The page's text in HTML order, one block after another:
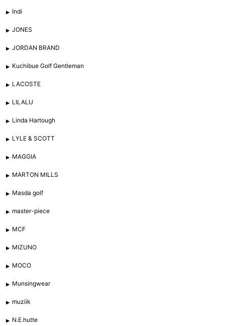
Indi
JONES
JORDAN BRAND
Kuchibue Golf Gentleman
LACOSTE
LILALU
Linda Hartough
LYLE & SCOTT
MAGGIA
MARTON MILLS
Masda golf
master-piece
MCF
MIZUNO
MOCO
Munsingwear
muziik
N.E.hutte